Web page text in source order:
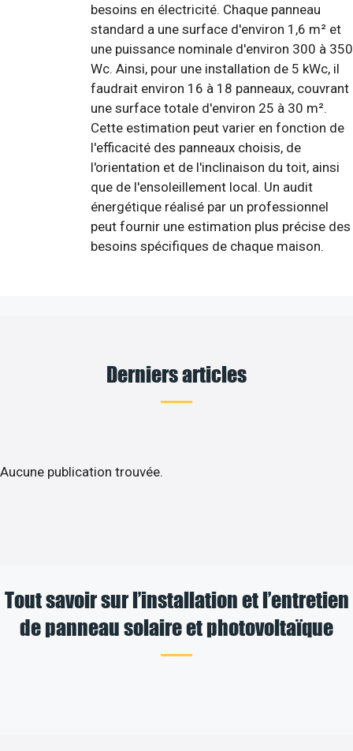
besoins en électricité. Chaque panneau
standard a une surface d'environ 1,6 m² et
une puissance nominale d'environ 300 à 350
Wc. Ainsi, pour une installation de 5 kWc, il
faudrait environ 16 à 18 panneaux, couvrant
une surface totale d'environ 25 à 30 m².
Cette estimation peut varier en fonction de
l'efficacité des panneaux choisis, de
l'orientation et de l'inclinaison du toit, ainsi
que de l'ensoleillement local. Un audit
énergétique réalisé par un professionnel
peut fournir une estimation plus précise des
besoins spécifiques de chaque maison.
Derniers articles
Aucune publication trouvée.
Tout savoir sur l’installation et l’entretien
de panneau solaire et photovoltaïque